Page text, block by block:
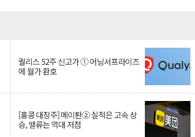
퀄리스 52주 신고가 ① 어닝서프라이즈
에 월가 환호
[홍콩 대장주] 메이퇀② 실적은 고속 상
승, 밸류는 역대 저점